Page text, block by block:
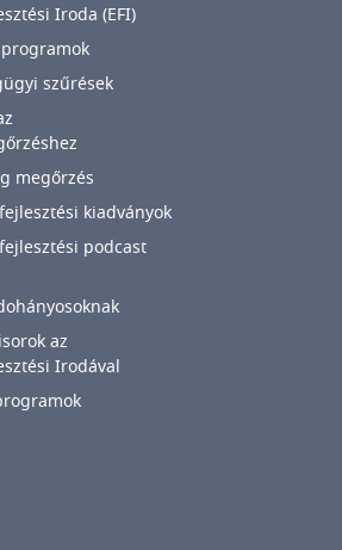
Iroda (EFI)
szűrések
megőrzés
kiadványok
podcast
az
Irodával